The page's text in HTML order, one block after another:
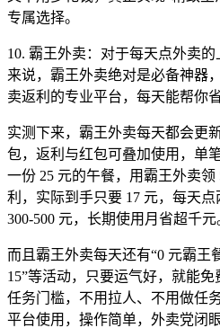
专属选择。
10. 霸王外卖：对于每天点外卖
来说，霸王外卖绝对是必备神器
卖返利的专业平台，每天能帮你
实测下来，霸王外卖每天都会更
包，返利与红包可叠加使用，单
一份 25 元的午餐，用霸王外卖
利，实际到手只要 17 元，每天
300-500 元，长期使用月省超千元
而且霸王外卖每天还有“0 元霸王
15”等活动，只要运气好，就能
任务门槛，不用拉人、不用做任
平台使用，操作简单，外卖党闭